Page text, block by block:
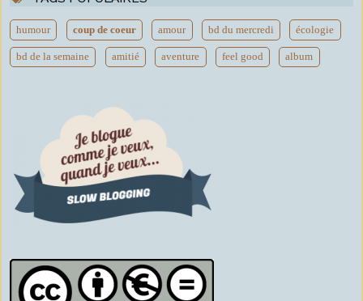
humour coup de coeur amour bd du mercredi écologie
bd de la semaine amitié aventure feel good album